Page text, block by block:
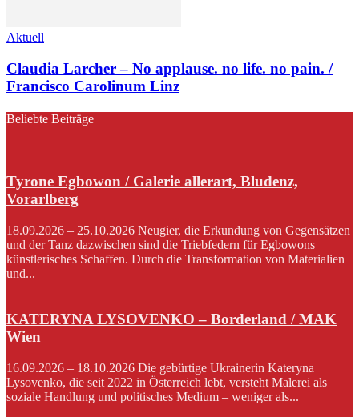
Aktuell
Claudia Larcher – No applause. no life. no pain. /
Francisco Carolinum Linz
Beliebte Beiträge
Tyrone Egbowon / Galerie allerart, Bludenz,
Vorarlberg
18.09.2026 – 25.10.2026 Neugier, die Erkundung von Gegensätzen
und der Tanz dazwischen sind die Triebfedern für Egbowons
künstlerisches Schaffen. Durch die Transformation von Materialien
und...
KATERYNA LYSOVENKO – Borderland / MAK
Wien
16.09.2026 – 18.10.2026 Die gebürtige Ukrainerin Kateryna
Lysovenko, die seit 2022 in Österreich lebt, versteht Malerei als
soziale Handlung und politisches Medium – weniger als...